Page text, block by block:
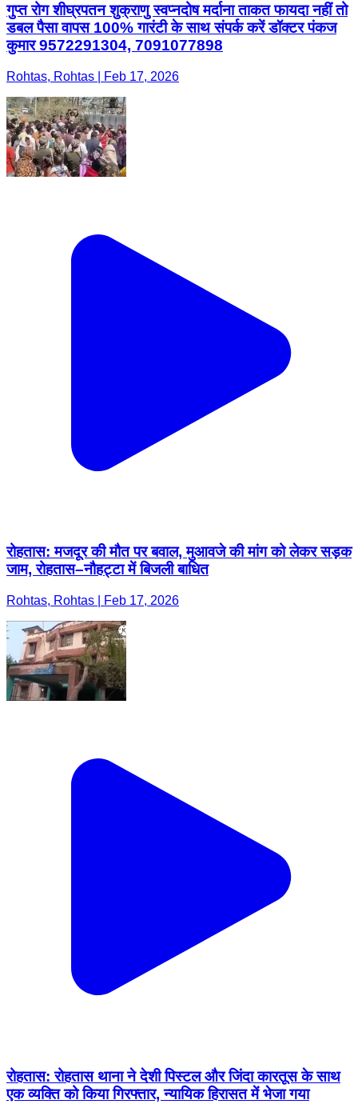
गुप्त रोग शीघ्रपतन शुक्राणु स्वप्नदोष मर्दाना ताकत फायदा नहीं तो
डबल पैसा वापस 100% गारंटी के साथ संपर्क करें डॉक्टर पंकज
कुमार 9572291304, 7091077898
Rohtas, Rohtas | Feb 17, 2026
रोहतास: मजदूर की मौत पर बवाल, मुआवजे की मांग को लेकर सड़क
जाम, रोहतास–नौहट्टा में बिजली बाधित
Rohtas, Rohtas | Feb 17, 2026
रोहतास: रोहतास थाना ने देशी पिस्टल और जिंदा कारतूस के साथ
एक व्यक्ति को किया गिरफ्तार, न्यायिक हिरासत में भेजा गया